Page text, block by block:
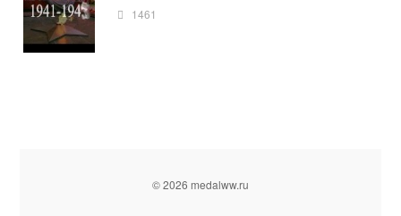
1461
© 2026 medalww.ru